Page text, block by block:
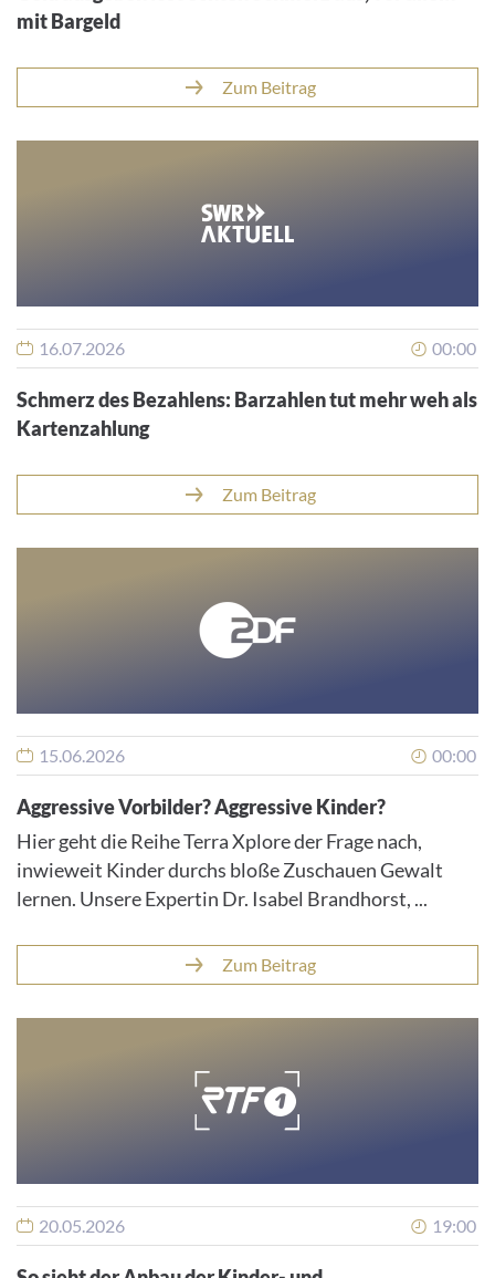
mit Bargeld
Zum Beitrag
16.07.2026 00:00
Schmerz des Bezahlens: Barzahlen tut mehr weh als
Kartenzahlung
Zum Beitrag
15.06.2026 00:00
Aggressive Vorbilder? Aggressive Kinder?
Hier geht die Reihe Terra Xplore der Frage nach,
inwieweit Kinder durchs bloße Zuschauen Gewalt
lernen. Unsere Expertin Dr. Isabel Brandhorst, ...
Zum Beitrag
20.05.2026 19:00